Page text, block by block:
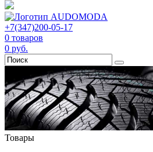
+7(347)200-05-17
0 товаров
0 руб.
Товары